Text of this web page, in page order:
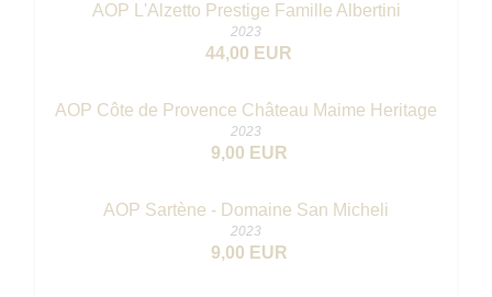
AOP L'Alzetto Prestige Famille Albertini
2023
44,00 EUR
AOP Côte de Provence Château Maime Heritage
2023
9,00 EUR
AOP Sartène - Domaine San Micheli
2023
9,00 EUR